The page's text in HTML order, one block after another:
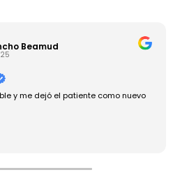
Beamud
y me dejó el patiente como nuevo